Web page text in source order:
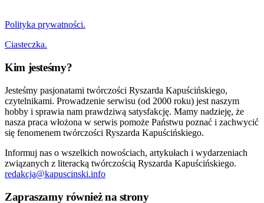
Polityka prywatności.
Ciasteczka.
Kim jesteśmy?
Jesteśmy pasjonatami twórczości Ryszarda Kapuścińskiego,
czytelnikami. Prowadzenie serwisu (od 2000 roku) jest naszym
hobby i sprawia nam prawdziwą satysfakcję. Mamy nadzieję, że
nasza praca włożona w serwis pomoże Państwu poznać i zachwycić
się fenomenem twórczości Ryszarda Kapuścińskiego.
Informuj nas o wszelkich nowościach, artykułach i wydarzeniach
związanych z literacką twórczością Ryszarda Kapuścińskiego.
redakcja@kapuscinski.info
Zapraszamy również na strony